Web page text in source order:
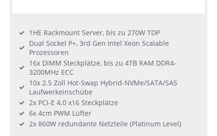
1HE Rackmount Server, bis zu 270W TDP
Dual Sockel P+, 3rd Gen Intel Xeon Scalable
Prozessoren
16x DIMM Steckplätze, bis zu 4TB RAM DDR4-
3200MHz ECC
10x 2.5 Zoll Hot-Swap Hybrid-NVMe/SATA/SAS
Laufwerkeinschübe
2x PCI-E 4.0 x16 Steckplätze
6x 4cm PWM Lüfter
2x 860W redundante Netzteile (Platinum Level)